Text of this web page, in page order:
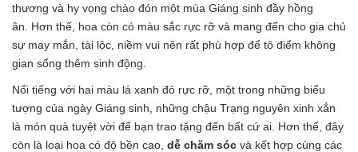
thương và hy vọng chào đón một mùa Giáng sinh đầy hồng
ân. Hơn thế, hoa còn có màu sắc rực rỡ và mang đến cho gia chủ
sự may mắn, tài lộc, niềm vui nên rất phù hợp để tô điểm không
gian sống thêm sinh động.
Nổi tiếng với hai màu lá xanh đỏ rực rỡ, một trong những biểu
tượng của ngày Giáng sinh, những chậu Trạng nguyên xinh xắn
là món quà tuyệt vời để bạn trao tặng đến bất cứ ai. Hơn thế, đây
còn là loại hoa có độ bền cao, dễ chăm sóc và kết hợp cùng các